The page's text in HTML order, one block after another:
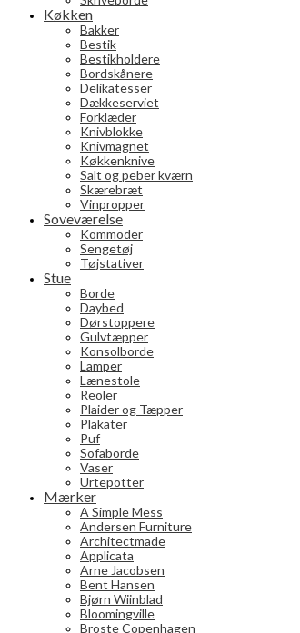
Køkken
Bakker
Bestik
Bestikholdere
Bordskånere
Delikatesser
Dækkeserviet
Forklæder
Knivblokke
Knivmagnet
Køkkenknive
Salt og peber kværn
Skærebræt
Vinpropper
Soveværelse
Kommoder
Sengetøj
Tøjstativer
Stue
Borde
Daybed
Dørstoppere
Gulvtæpper
Konsolborde
Lamper
Lænestole
Reoler
Plaider og Tæpper
Plakater
Puf
Sofaborde
Vaser
Urtepotter
Mærker
A Simple Mess
Andersen Furniture
Architectmade
Applicata
Arne Jacobsen
Bent Hansen
Bjørn Wiinblad
Bloomingville
Broste Copenhagen